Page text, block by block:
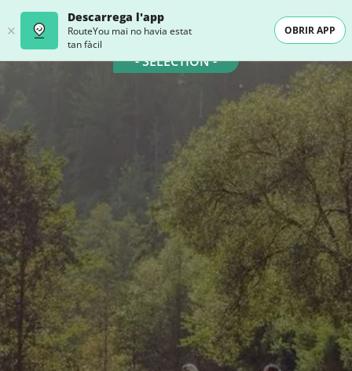
Descarrega l'app
RouteYou mai no havia estat
tan fàcil
OBRIR APP
- SELECTION -